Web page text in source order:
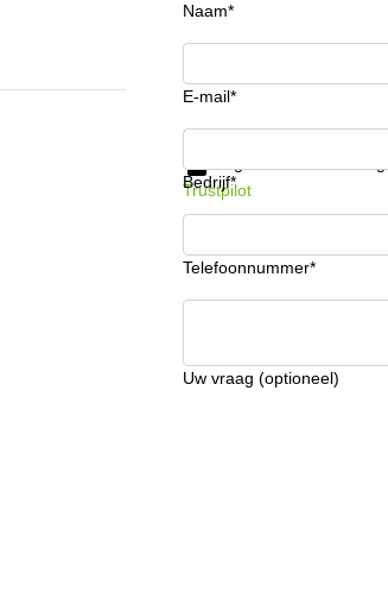
Naam*
E-mail*
Bedrijf*
Telefoonnummer*
Uw vraag (optioneel)
Krijg informatie en prijzen
Trustpilot